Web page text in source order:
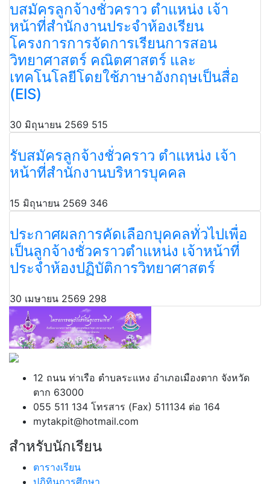
บสมัครลูกจ้างชั่วคราว ตำแหน่ง เจ้า
หน้าที่สำนักงานประจำห้องเรียน
โครงการการจัดการเรียนการสอน
วิทยาศาสตร์ คณิตศาสตร์ และ
เทคโนโลยีโดยใช้ภาษาอังกฤษเป็นสื่อ
(EIS)
30 มิถุนายน 2569 515
รับสมัครลูกจ้างชั่วคราว ตำแหน่ง เจ้า
หน้าที่สำนักงานบริหารบุคคล
15 มิถุนายน 2569 346
ประกาศผลการคัดเลือกบุคคลทั่วไปเพื่อ
เป็นลูกจ้างชั่วคราวตำแหน่ง เจ้าหน้าที่
ประจำห้องปฏิบัติการวิทยาศาสตร์
30 เมษายน 2569 298
12 ถนน ท่าเรือ ตำบลระแหง อำเภอเมืองตาก จังหวัด
ตาก 63000
055 511 134 โทรสาร (Fax) 511134 ต่อ 164
mytakpit@hotmail.com
สำหรับนักเรียน
ตารางเรียน
ปฏิทินการศึกษา